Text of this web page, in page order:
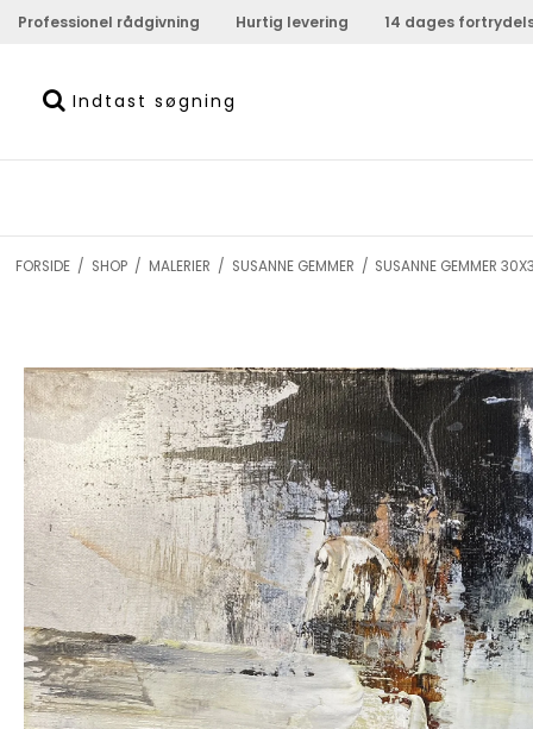
Professionel rådgivning Hurtig levering 14 dages
FORSIDE / SHOP / MALERIER / SUSANNE GEMMER / SUSANNE GEMMER